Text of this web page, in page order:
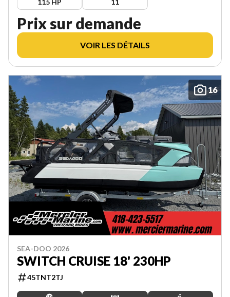
115 HP 11
Prix sur demande
VOIR LES DÉTAILS
16
SEA-DOO 2026
SWITCH CRUISE 18' 230HP
45TNT2TJ